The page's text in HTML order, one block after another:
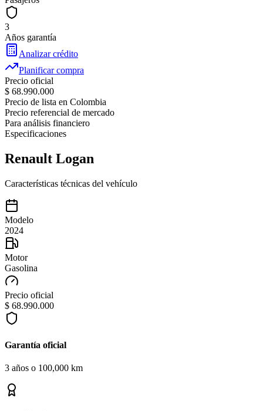
3
Años garantía
Analizar crédito
Planificar compra
Precio oficial
$ 68.990.000
Precio de lista en Colombia
Precio referencial de mercado
Para análisis financiero
Especificaciones
Renault Logan
Características técnicas del vehículo
Modelo
2024
Motor
Gasolina
Precio oficial
$ 68.990.000
Garantía oficial
3 años o 100,000 km